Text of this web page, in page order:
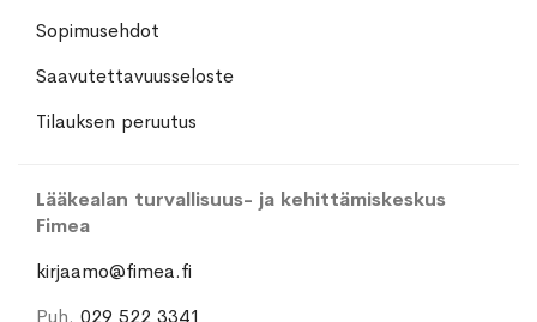
Sopimusehdot
Saavutettavuusseloste
Tilauksen peruutus
Lääkealan turvallisuus- ja kehittämiskeskus
Fimea
kirjaamo@fimea.fi
Puh. 029 522 3341